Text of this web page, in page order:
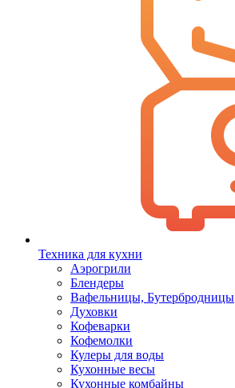
Техника для кухни
Аэрогрили
Блендеры
Вафельницы, Бутербродницы
Духовки
Кофеварки
Кофемолки
Кулеры для воды
Кухонные весы
Кухонные комбайны